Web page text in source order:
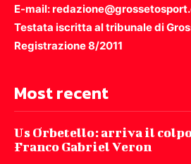
E-mail:
Testata iscritta al tribunale di
Registrazione 8/2011
Most recent
Us Orbetello: arriva il
Franco Gabriel Veron